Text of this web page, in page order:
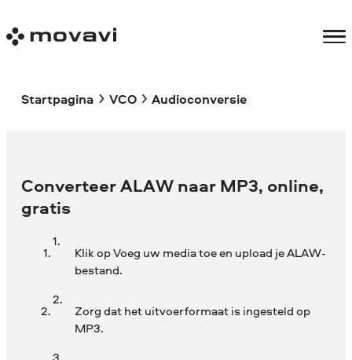
Startpagina VCO Audioconversie
Converteer ALAW naar MP3, online,
gratis
Klik op Voeg uw media toe en upload je ALAW-
bestand.
Zorg dat het uitvoerformaat is ingesteld op
MP3.